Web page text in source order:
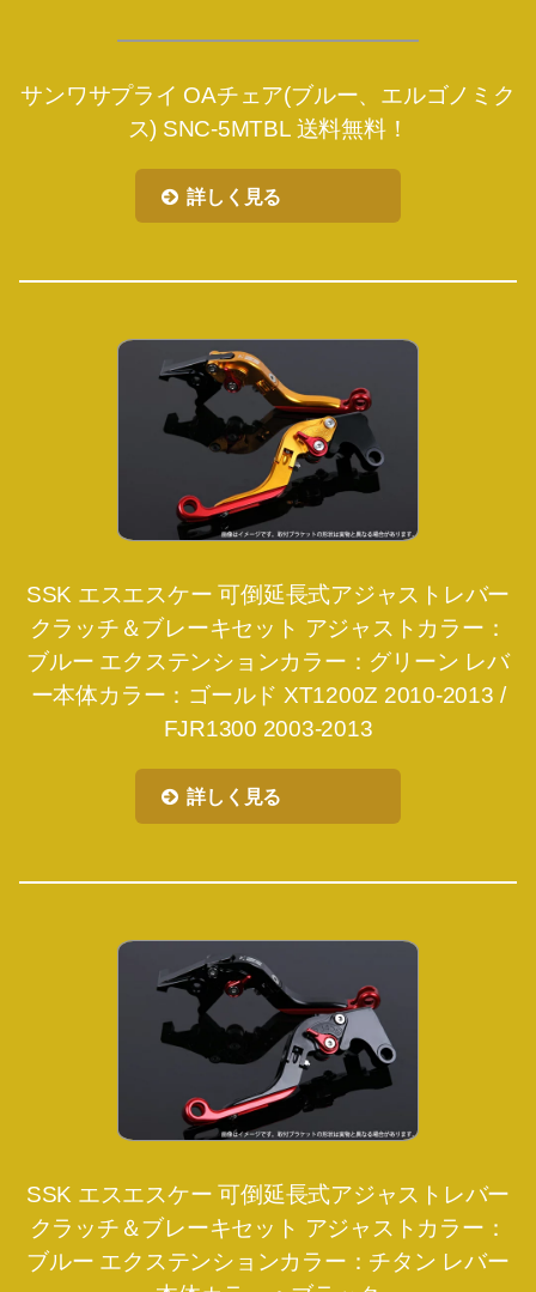
サンワサプライ OAチェア(ブルー、エルゴノミク
ス) SNC-5MTBL 送料無料！
詳しく見る
SSK エスエスケー 可倒延長式アジャストレバー
クラッチ＆ブレーキセット アジャストカラー：
ブルー エクステンションカラー：グリーン レバ
ー本体カラー：ゴールド XT1200Z 2010-2013 /
FJR1300 2003-2013
詳しく見る
SSK エスエスケー 可倒延長式アジャストレバー
クラッチ＆ブレーキセット アジャストカラー：
ブルー エクステンションカラー：チタン レバー